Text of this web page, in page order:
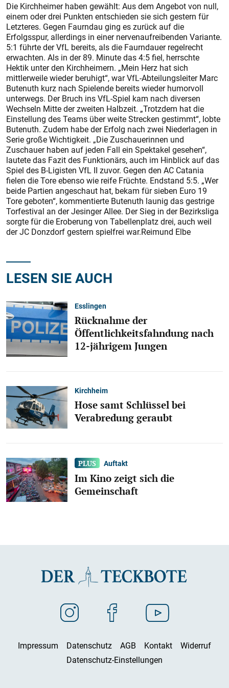
Die Kirchheimer haben gewählt: Aus dem Angebot von null,
einem oder drei Punkten entschieden sie sich gestern für
Letzteres. Gegen Faurndau ging es zurück auf die
Erfolgsspur, allerdings in einer nervenaufreibenden Variante.
5:1 führte der VfL bereits, als die Faurndauer regelrecht
erwachten. Als in der 89. Minute das 4:5 fiel, herrschte
Hektik unter den Kirchheimern. „Mein Herz hat sich
mittlerweile wieder beruhigt“, war VfL-Abteilungsleiter Marc
Butenuth kurz nach Spielende bereits wieder humorvoll
unterwegs. Der Bruch ins VfL-Spiel kam nach diversen
Wechseln Mitte der zweiten Halbzeit. „Trotzdem hat die
Einstellung des Teams über weite Strecken gestimmt“, lobte
Butenuth. Zudem habe der Erfolg nach zwei Niederlagen in
Serie große Wichtigkeit. „Die Zuschauerinnen und
Zuschauer haben auf jeden Fall ein Spektakel gesehen“,
lautete das Fazit des Funktionärs, auch im Hinblick auf das
Spiel des B-Ligisten VfL II zuvor. Gegen den AC Catania
fielen die Tore ebenso wie reife Früchte. Endstand 5:5. „Wer
beide Partien angeschaut hat, bekam für sieben Euro 19
Tore geboten“, kommentierte Butenuth launig das gestrige
Torfestival an der Jesinger Allee. Der Sieg in der Bezirksliga
sorgte für die Eroberung von Tabellenplatz drei, auch weil
der JC Donzdorf gestern spielfrei war.Reimund Elbe
LESEN SIE AUCH
Esslingen
Rücknahme der
Öffentlichkeitsfahndung nach
12-jährigem Jungen
Kirchheim
Hose samt Schlüssel bei
Verabredung geraubt
Auftakt
Im Kino zeigt sich die
Gemeinschaft
Impressum Datenschutz AGB Kontakt
Widerruf
Datenschutz-Einstellungen